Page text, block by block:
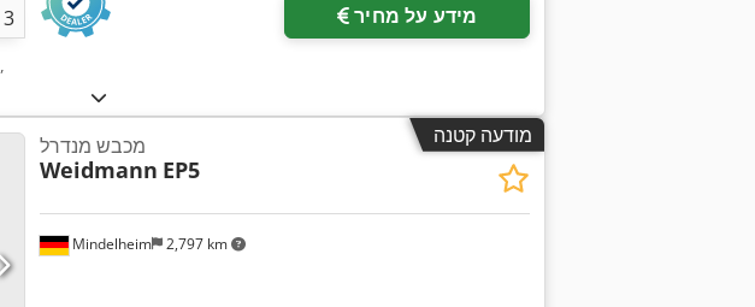
3 מידע על מחיר
,
מודעה קטנה
Mindelheim 2,797 km
מכבש מנדרל
Weidmann EP5